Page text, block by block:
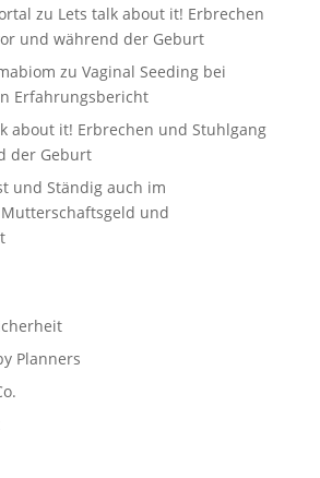
zu Lets talk about it! Erbrechen
und während der Geburt
zu Vaginal Seeding bei
Erfahrungsbericht
about it! Erbrechen und Stuhlgang
der Geburt
und Ständig auch im
und
Planners